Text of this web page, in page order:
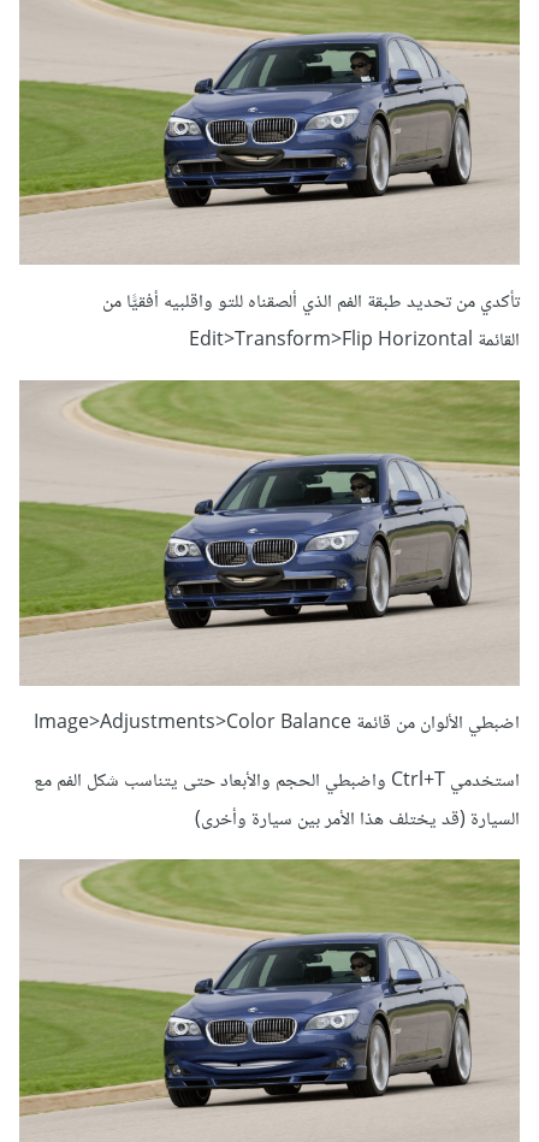
تأكدي من تحديد طبقة الفم الذي ألصقناه للتو واقلبيه أفقيًّا من
القائمة Edit>Transform>Flip Horizontal
اضبطي الألوان من قائمة Image>Adjustments>Color Balance
استخدمي Ctrl+T واضبطي الحجم والأبعاد حتى يتناسب شكل الفم مع
السيارة (قد يختلف هذا الأمر بين سيارة وأخرى)